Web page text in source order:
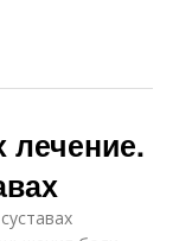
лечение.